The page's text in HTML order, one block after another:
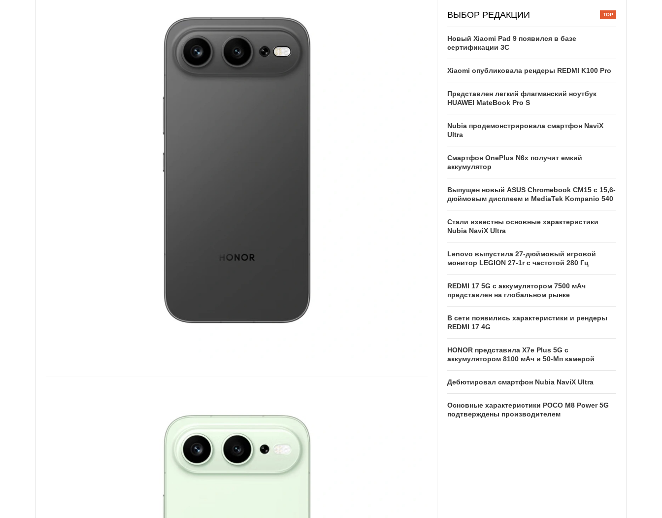
ВЫБОР РЕДАКЦИИ
Новый Xiaomi Pad 9 появился в базе
сертификации 3C
Xiaomi опубликовала рендеры REDMI K100 Pro
Представлен легкий флагманский ноутбук
HUAWEI MateBook Pro S
Nubia продемонстрировала смартфон NaviX
Ultra
Смартфон OnePlus N6x получит емкий
аккумулятор
Выпущен новый ASUS Chromebook CM15 с 15,6-
дюймовым дисплеем и MediaTek Kompanio 540
Стали известны основные характеристики
Nubia NaviX Ultra
Lenovo выпустила 27-дюймовый игровой
монитор LEGION 27-1r с частотой 280 Гц
REDMI 17 5G c аккумулятором 7500 мАч
представлен на глобальном рынке
В сети появились характеристики и рендеры
REDMI 17 4G
HONOR представила X7e Plus 5G с
аккумулятором 8100 мАч и 50-Мп камерой
Дебютировал смартфон Nubia NaviX Ultra
Основные характеристики POCO M8 Power 5G
подтверждены производителем